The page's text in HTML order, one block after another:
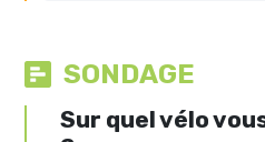
SONDAGE
Sur quel vélo